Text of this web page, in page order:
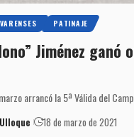
PATINAJE
Jiménez
arrancó la 5ª Válida del
18 de marzo de 2021